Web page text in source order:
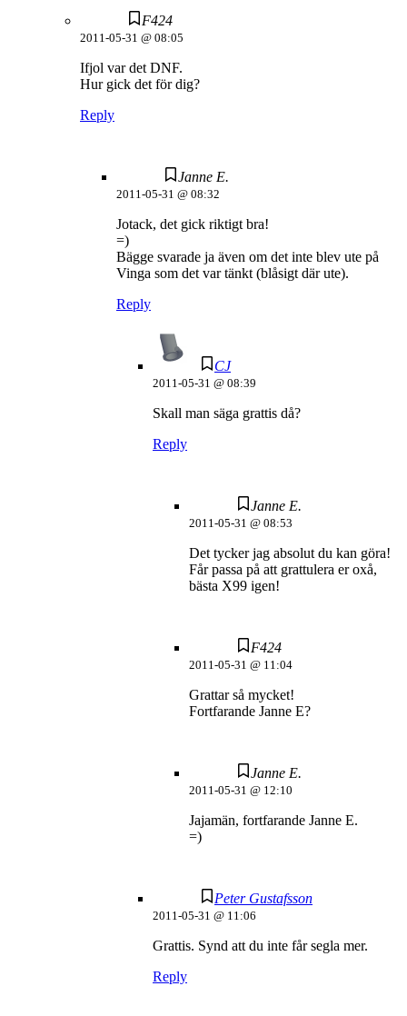
F424
2011-05-31 @ 08:05
Ifjol var det DNF.
Hur gick det för dig?
Reply
Janne E.
2011-05-31 @ 08:32
Jotack, det gick riktigt bra!
=)
Bägge svarade ja även om det inte blev ute på
Vinga som det var tänkt (blåsigt där ute).
Reply
CJ
2011-05-31 @ 08:39
Skall man säga grattis då?
Reply
Janne E.
2011-05-31 @ 08:53
Det tycker jag absolut du kan göra!
Får passa på att grattulera er oxå,
bästa X99 igen!
F424
2011-05-31 @ 11:04
Grattar så mycket!
Fortfarande Janne E?
Janne E.
2011-05-31 @ 12:10
Jajamän, fortfarande Janne E.
=)
Peter Gustafsson
2011-05-31 @ 11:06
Grattis. Synd att du inte får segla mer.
Reply